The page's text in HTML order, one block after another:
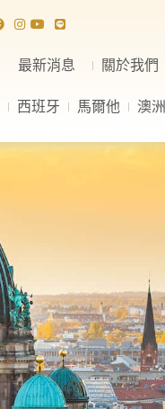
最新消息 關於我們
西班牙 馬爾他 澳洲